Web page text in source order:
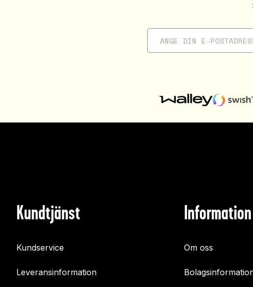
Kundtjänst
Kundservice
Leveransinformation
Information
Om oss